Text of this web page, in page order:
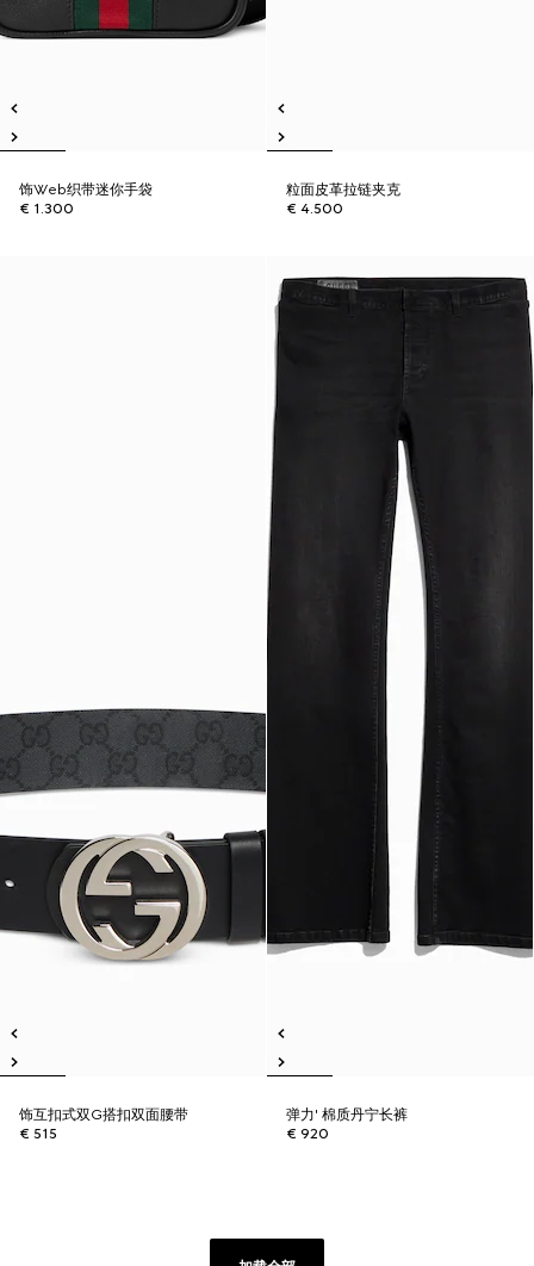
饰Web织带迷你手袋
€ 1.300
粒面皮革拉链夹克
€ 4.500
饰互扣式双G搭扣双面腰带
€ 515
弹力' 棉质丹宁长裤
€ 920